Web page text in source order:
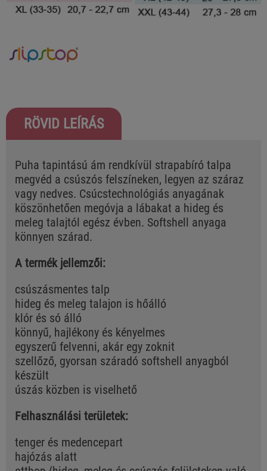
RÖVID LEÍRÁS
Puha tapintású ám rendkívül strapabíró talpa
megvéd a csúszós felszíneken, legyen az száraz
vagy nedves. Csúcstechnológiás anyagának
köszönhetően megóvja a lábakat a hideg és
meleg talajtól egész évben. Softshell anyaga
könnyen szárad.
A termék jellemzői:
csúszásmentes talp
hideg és meleg talajon is hőálló
klór és só álló
könnyű, hajlékony és kényelmes
egyszerű felvenni, akár egy zoknit
szellőző, gyorsan száradó softshell anyagból
készült
úszás közben is viselhető
Felhasználási területek:
tenger és medencepart
hajózás alatt